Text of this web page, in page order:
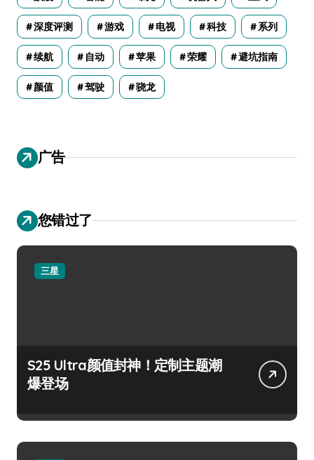
深度评测 游戏 电视 科技 系列
续航 自动 苹果 荣耀 避坑指南
颜值 驾驶 骁龙
广告
您错过了
三星
S25 Ultra颜值封神！定制主题潮
爆登场